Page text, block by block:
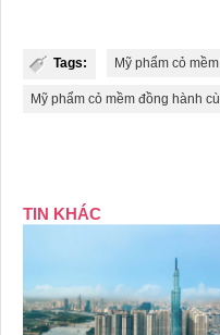
Tags: Mỹ phẩm cỏ mềm
Mỹ phẩm cỏ mềm đồng hành
TIN KHÁC